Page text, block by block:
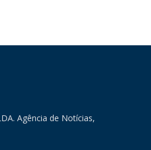
Agência de Notícias,